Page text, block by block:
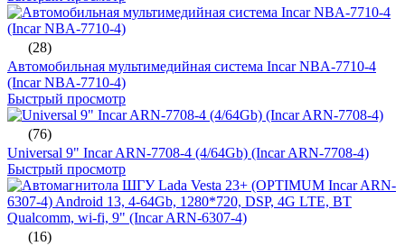
(28)
Автомобильная мультимедийная система Incar NBA-7710-4
(Incar NBA-7710-4)
Быстрый просмотр
(76)
Universal 9" Incar ARN-7708-4 (4/64Gb) (Incar ARN-7708-4)
Быстрый просмотр
(16)